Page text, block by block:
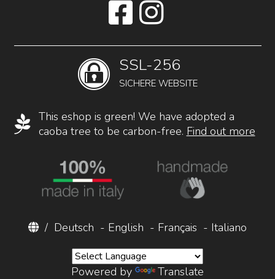
SSL-256
SICHERE WEBSITE
This eshop is green! We have adopted a
caoba tree to be carbon-free. Find out more
/ Deutsch - English - Français - Italiano
Powered by Translate